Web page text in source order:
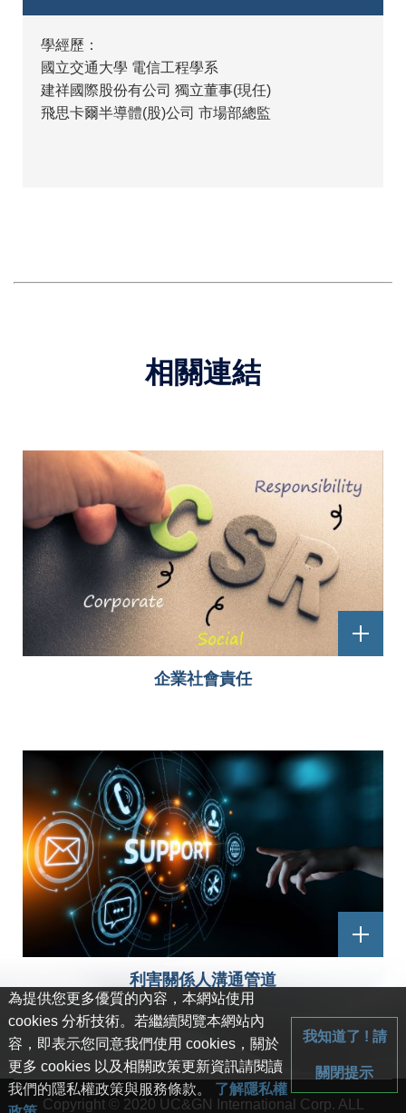
學經歷：
國立交通大學 電信工程學系
建祥國際股份有公司 獨立董事(現任)
飛思卡爾半導體(股)公司 市場部總監
相關連結
企業社會責任
利害關係人溝通管道
Copyright © 2020 UC&GN International Corp. ALL
為提供您更多優質的內容，本網站使用
cookies 分析技術。若繼續閱覽本網站內
容，即表示您同意我們使用 cookies，關於
更多 cookies 以及相關政策更新資訊請閱讀
我們的隱私權政策與服務條款。 了解隱私權
我知道了 ! 請
關閉提示